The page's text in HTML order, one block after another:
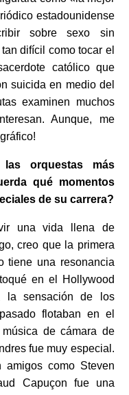
estadounidense
sobre sexo sin
difícil como tocar el
católico que
suicida en medio del
examinen muchos
Aunque, me
orquestas más
qué momentos
de su carrera?
una vida llena de
creo que la primera
tiene una resonancia
en el Hollywood
la sensación de los
flotaban en el
de cámara de
fue muy especial.
amigos como Steven
Capuçon fue una